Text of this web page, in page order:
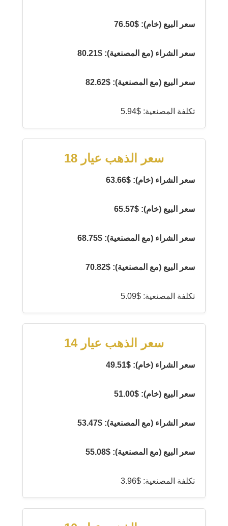
سعر البيع (خام): $76.50
سعر الشراء (مع المصنعية): $80.21
سعر البيع (مع المصنعية): $82.62
تكلفة المصنعية: $5.94
سعر الذهب عيار 18
سعر الشراء (خام): $63.66
سعر البيع (خام): $65.57
سعر الشراء (مع المصنعية): $68.75
سعر البيع (مع المصنعية): $70.82
تكلفة المصنعية: $5.09
سعر الذهب عيار 14
سعر الشراء (خام): $49.51
سعر البيع (خام): $51.00
سعر الشراء (مع المصنعية): $53.47
سعر البيع (مع المصنعية): $55.08
تكلفة المصنعية: $3.96